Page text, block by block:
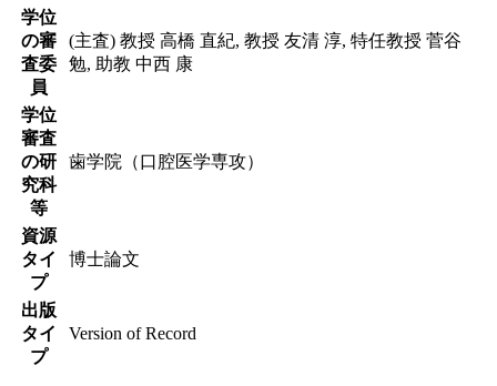
学位
の審
査委
員
(主査) 教授 高橋 直紀, 教授 友清 淳, 特任教授 菅谷
勉, 助教 中西 康
学位
審査
の研
究科
等
歯学院（口腔医学専攻）
資源
タイ
プ
博士論文
出版
タイ
プ
Version of Record